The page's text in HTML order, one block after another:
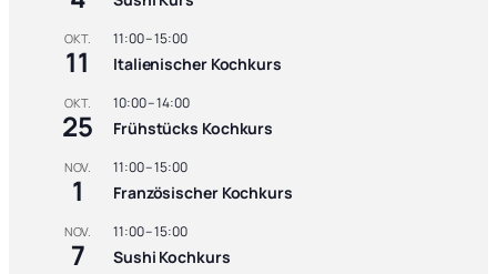
OKT.
11
11:00–15:00
Italienischer Kochkurs
OKT.
25
10:00–14:00
Frühstücks Kochkurs
NOV.
1
11:00–15:00
Französischer Kochkurs
NOV.
7
11:00–15:00
Sushi Kochkurs